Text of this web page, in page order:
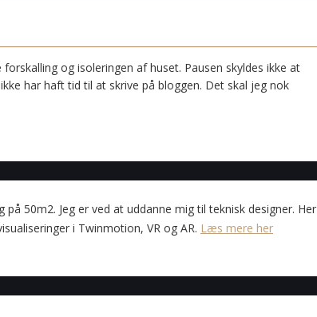
og isoleringen af huset. Pausen skyldes ikke at
har haft tid til at skrive på bloggen. Det skal jeg nok
50m2. Jeg er ved at uddanne mig til teknisk designer. Her
i Twinmotion, VR og AR. Læs mere her